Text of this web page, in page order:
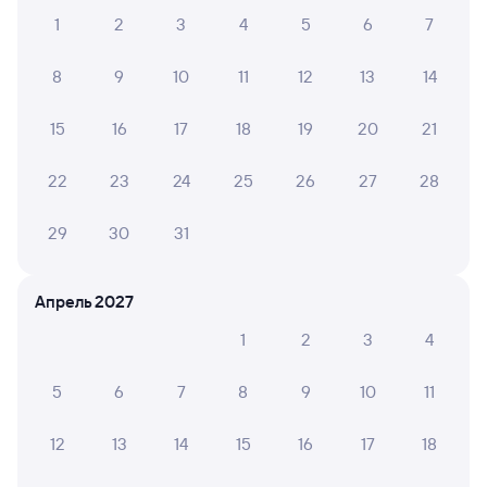
6 причин купить ж/д билеты
Онлайн-возврат билетов без очереди в кассу
Выбор любимых мест на схемах вагонов
билеты продают без номера места и уступать не
собиралась, огромная благодарность проводнику за
АЛИСА Ц.
1
2 3 4 5 6 7
8 9 10 11 12 13 14
15 16 17 18 19 20 21
22 23 24 25 26 27 28
29 30 31
Апрель 2027
1
2 3 4
5 6 7 8 9 10 11
12 13 14 15 16 17 18